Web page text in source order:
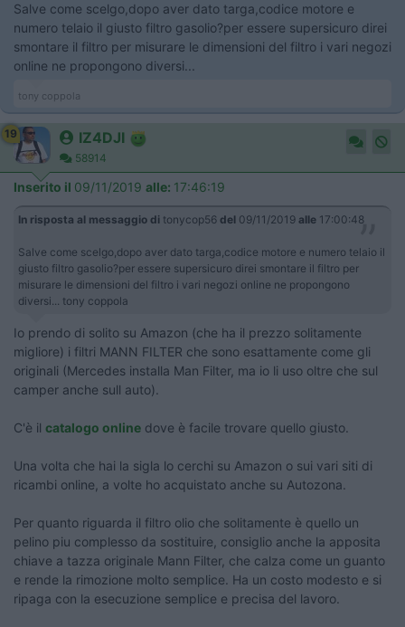
Salve come scelgo,dopo aver dato targa,codice motore e
numero telaio il giusto filtro gasolio?per essere supersicuro direi
smontare il filtro per misurare le dimensioni del filtro i vari negozi
online ne propongono diversi...
tony coppola
19 IZ4DJI
58914
Inserito il 09/11/2019 alle: 17:46:19
In risposta al messaggio di tonycop56 del 09/11/2019 alle 17:00:48
Salve come scelgo,dopo aver dato targa,codice motore e numero telaio il
giusto filtro gasolio?per essere supersicuro direi smontare il filtro per
misurare le dimensioni del filtro i vari negozi online ne propongono
diversi... tony coppola
Io prendo di solito su Amazon (che ha il prezzo solitamente
migliore) i filtri MANN FILTER che sono esattamente come gli
originali (Mercedes installa Man Filter, ma io li uso oltre che sul
camper anche sull auto).
C'è il catalogo online dove è facile trovare quello giusto.
Una volta che hai la sigla lo cerchi su Amazon o sui vari siti di
ricambi online, a volte ho acquistato anche su Autozona.
Per quanto riguarda il filtro olio che solitamente è quello un
pelino piu complesso da sostituire, consiglio anche la apposita
chiave a tazza originale Mann Filter, che calza come un guanto
e rende la rimozione molto semplice. Ha un costo modesto e si
ripaga con la esecuzione semplice e precisa del lavoro.